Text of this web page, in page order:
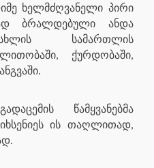
ხელმძღვანელი პირი
ბრალდებული ანდა
სამართლის
ქურდობაში,
წამყვანებმა
ის თაღლითად,